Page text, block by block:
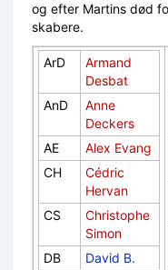
og efter Martins død
skabere.
ArD
Armand
Desbat
AnD
Anne
Deckers
AE
Alex Evang
CH
Cédric
Hervan
CS
Christophe
Simon
DB
David B.